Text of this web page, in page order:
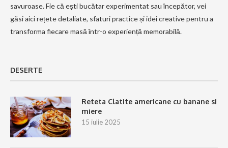
savuroase. Fie că ești bucătar experimentat sau începător, vei
găsi aici rețete detaliate, sfaturi practice și idei creative pentru a
transforma fiecare masă într-o experiență memorabilă.
DESERTE
Reteta Clatite americane cu banane si
miere
15 iulie 2025